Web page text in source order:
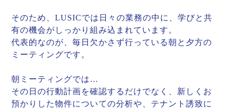
そのため、LUSICでは日々の業務の中に、学びと共
有の機会がしっかり組み込まれています。
代表的なのが、毎日欠かさず行っている朝と夕方の
ミーティングです。
朝ミーティングでは…
その日の行動計画を確認するだけでなく、新しくお
預かりした物件についての分析や、テナント誘致に